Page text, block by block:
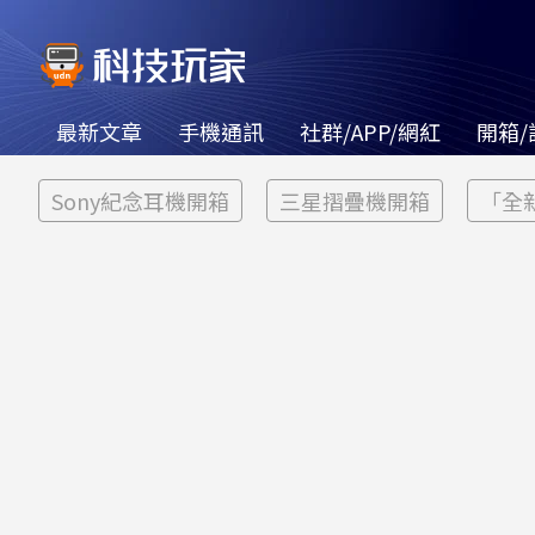
最新文章 手機通訊 社群/APP/網紅 開箱/
Sony紀念耳機開箱 三星摺疊機開箱 「